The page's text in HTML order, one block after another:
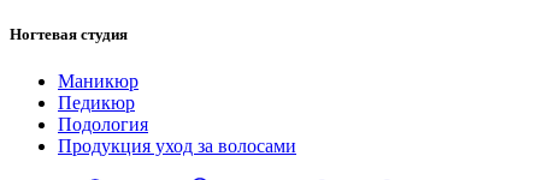
Ногтевая студия
Маникюр
Педикюр
Подология
Продукция уход за волосами